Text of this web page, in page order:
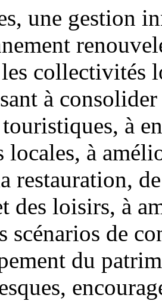
une gestion
collectivités
à
à
locales, à
restauration,
des loisirs, à
scénarios de
du